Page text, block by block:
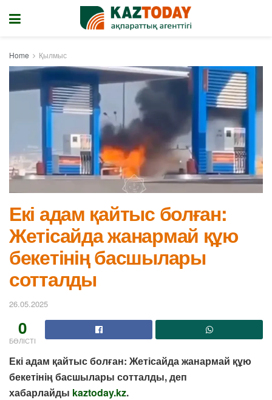
Home Қылмыс
Екі адам қайтыс болған:
Жетісайда жанармай құю
бекетінің басшылары
сотталды
26.05.2025
0
БӨЛІСТІ
Екі адам қайтыс болған: Жетісайда жанармай құю
бекетінің басшылары сотталды, деп
хабарлайды kaztoday.kz.